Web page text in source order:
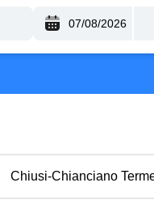
Chiusi-Chianciano